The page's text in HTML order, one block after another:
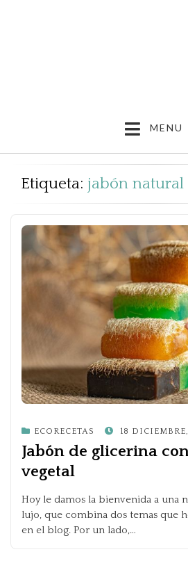
MENU
Etiqueta: jabón natural
ECORECETAS
POSTED
ON
18
Jabón de glicerina
vegetal
Hoy le damos la bienvenida a una
lujo, que combina dos temas que
en el blog. Por un lado,…